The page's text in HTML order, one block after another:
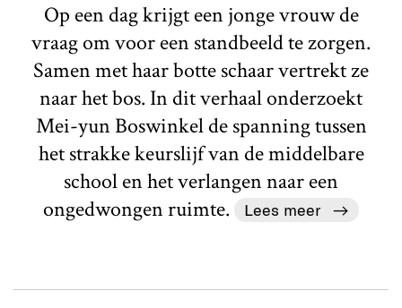
Op een dag krijgt een jonge vrouw de
vraag om voor een standbeeld te zorgen.
Samen met haar botte schaar vertrekt ze
naar het bos. In dit verhaal onderzoekt
Mei-yun Boswinkel de spanning tussen
het strakke keurslijf van de middelbare
school en het verlangen naar een
ongedwongen ruimte.
Lees meer